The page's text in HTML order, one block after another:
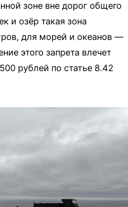
зоне вне дорог общего
и озёр такая зона
для морей и океанов —
этого запрета влечет
рублей по статье 8.42